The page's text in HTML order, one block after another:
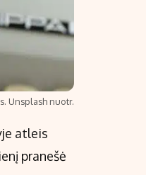
Unsplash nuotr.
atleis
pranešė